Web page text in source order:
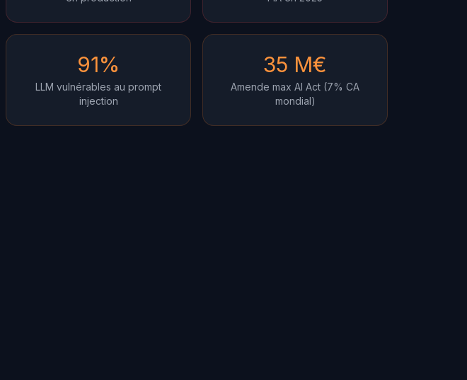
91%
LLM vulnérables au prompt
injection
35 M€
Amende max AI Act (7% CA
mondial)